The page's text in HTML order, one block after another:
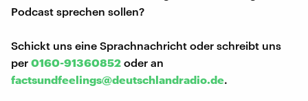
Podcast sprechen sollen?
Schickt uns eine Sprachnachricht oder schreibt uns
per 0160-91360852 oder an
factsundfeelings@deutschlandradio.de.